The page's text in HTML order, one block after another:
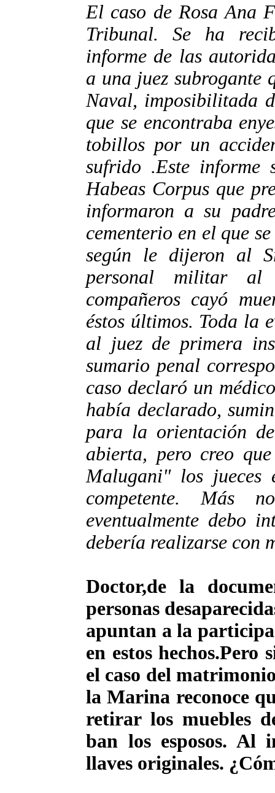
El caso de Rosa Ana
Tribunal. Se ha
informe de las
a una juez subrogante
Naval, imposibilitada
que se encontraba
tobillos por un
sufrido .Este informe
Habeas Corpus que
informaron a su
cementerio en el que
según le dijeron al
personal militar al
compañeros cayó
éstos últimos. Toda la
al juez de primera
sumario penal
caso declaró un
había declarado,
para la orientación
abierta, pero creo
Malugani" los jueces
competente. Más
eventualmente debo
debería realizarse con
Doctor,de la
personas
apuntan a la
en estos
el caso del
la Marina reconoce
retirar los muebles
ban los esposos. Al
llaves originales.